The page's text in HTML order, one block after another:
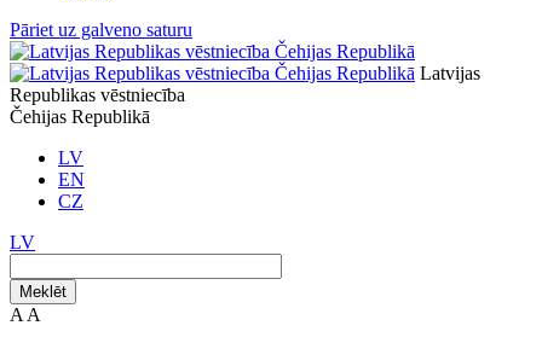
Pāriet uz galveno saturu
Latvijas
Republikas vēstniecība
Čehijas Republikā
LV
EN
CZ
LV
Meklēt
A A